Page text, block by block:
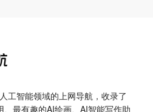
工智能领域的上网导航，收录了
最有趣的AI绘画、AI智能写作助